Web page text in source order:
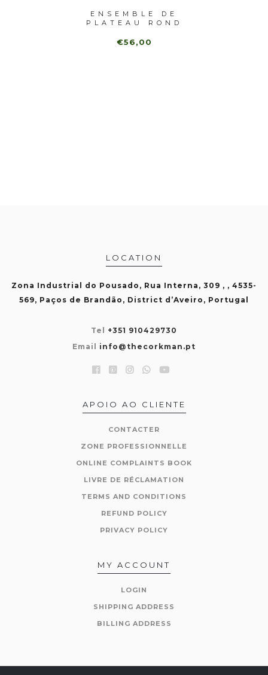
ENSEMBLE DE
PLATEAU ROND
€56,00
LOCATION
Zona Industrial do Pousado, Rua Interna, 309 , , 4535-
569, Paços de Brandão, District d’Aveiro, Portugal
Tel +351 910429730
Email info@thecorkman.pt
APOIO AO CLIENTE
CONTACTER
ZONE PROFESSIONNELLE
ONLINE COMPLAINTS BOOK
LIVRE DE RÉCLAMATION
TERMS AND CONDITIONS
REFUND POLICY
PRIVACY POLICY
MY ACCOUNT
LOGIN
SHIPPING ADDRESS
BILLING ADDRESS